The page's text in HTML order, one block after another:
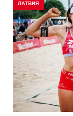
ЛАТВИЯ